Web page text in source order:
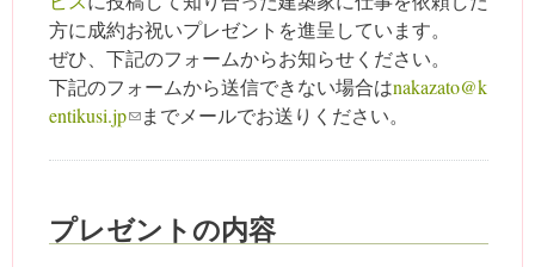
方に成約お祝いプレゼントを進呈しています。
ぜひ、下記のフォームからお知らせください。
下記のフォームから送信できない場合はnakazato@k
entikusi.jp(link sends e-mail)
までメールでお送りください。
プレゼントの内容